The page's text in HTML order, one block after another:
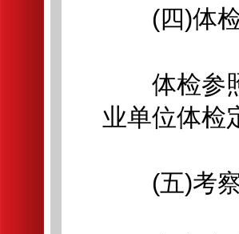
(四)体
体检参照
业单位体检
(五)考